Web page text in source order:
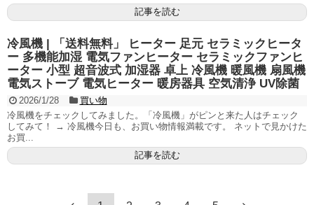
記事を読む
冷風機 | 「送料無料」 ヒーター 足元 セラミックヒータ
ー 多機能加湿 電気ファンヒーター セラミックファンヒ
ーター 小型 超音波式 加湿器 卓上 冷風機 暖風機 扇風機
電気ストーブ 電気ヒーター 暖房器具 空気清浄 UV除菌
2026/1/28
買い物
冷風機をチェックしてみました。「冷風機」がピンと来た人はチェック
してみて！ → 冷風機今日も、お買い物情報満載です。 ネットで見かけた
お買...
記事を読む